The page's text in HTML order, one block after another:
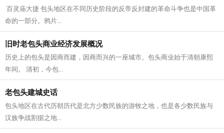
​ 百灵庙大捷 包头地区在不同历史阶段的反帝反封建的革命斗争也是中国革
命的一部分。鸦片...
旧时老包头商业经济发展概况
​历史上的包头是因商而建，因商而兴的一座城市。包头商业始于清朝康熙
年间。 清初，今包...
老包头建城史话
​包头地区在古代历朝历代是北方少数民族的游牧之地，也是各少数民族与
汉族争战割据之地...